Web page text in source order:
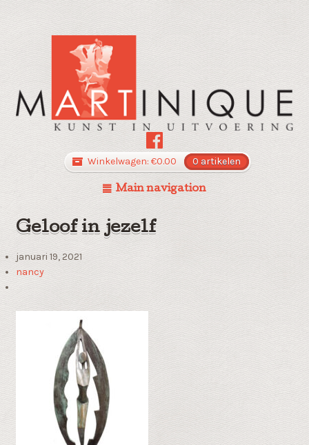
Winkelwagen: €0.00 0 artikelen
Main navigation
Geloof in jezelf
januari 19, 2021
nancy